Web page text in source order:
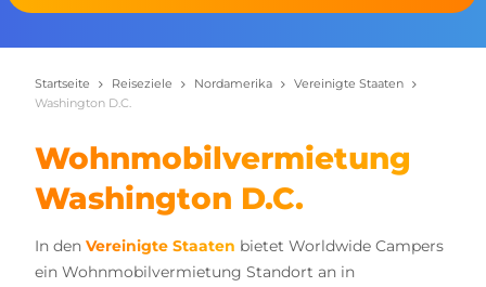
Startseite Reiseziele Nordamerika
Vereinigte Staaten
Washington D.C.
Wohnmobilvermietung
Washington D.C.
In den Vereinigte Staaten bietet Worldwide Campers
ein Wohnmobilvermietung Standort an in